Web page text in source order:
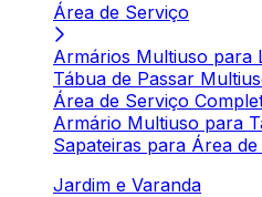
Área de Serviço
Armários Multiuso para
Tábua de Passar
Área de Serviço
Armário Multiuso para
Sapateiras para Área
Jardim e Varanda